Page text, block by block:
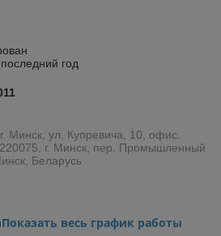
год
Минск, ул. Купревича, 10, офис.
г. Минск, пер. Промышленный
Беларусь
Показать весь график работы